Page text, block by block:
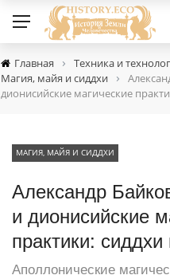
Главная › Техника и
Магия, майя и сиддхи ›
дионисийские магические
МАГИЯ, МАЙЯ И СИДДХИ
Александр
и дионисийские
практики:
Аполлонические